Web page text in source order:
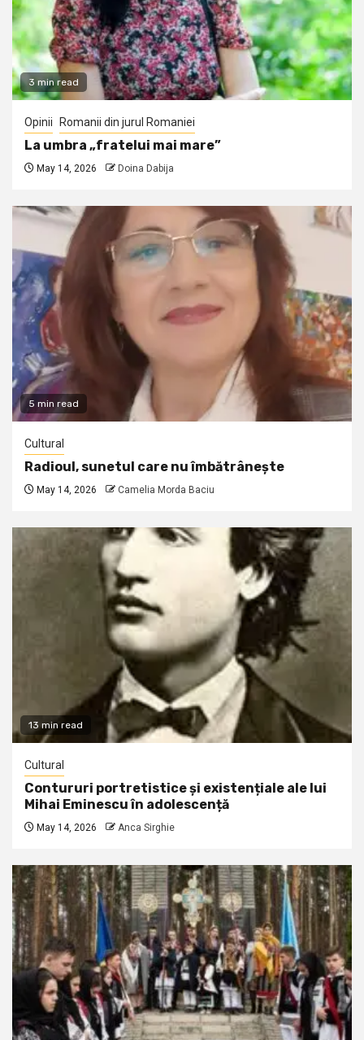
3 min read
Opinii Romanii din jurul Romaniei
La umbra „fratelui mai mare”
May 14, 2026 Doina Dabija
5 min read
Cultural
Radioul, sunetul care nu îmbătrânește
May 14, 2026 Camelia Morda Baciu
13 min read
Cultural
Contururi portretistice și existențiale ale lui
Mihai Eminescu în adolescență
May 14, 2026 Anca Sirghie